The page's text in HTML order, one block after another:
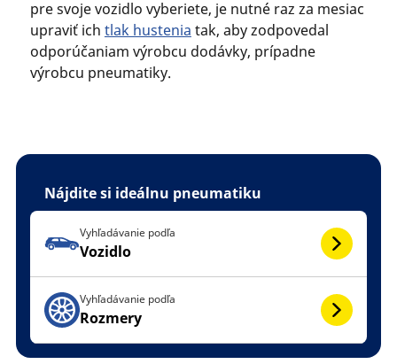
pre svoje vozidlo vyberiete, je nutné raz za mesiac
upraviť ich tlak hustenia tak, aby zodpovedal
odporúčaniam výrobcu dodávky, prípadne
výrobcu pneumatiky.
Nájdite si ideálnu pneumatiku
Vyhľadávanie podľa
Vozidlo
Vyhľadávanie podľa
Rozmery